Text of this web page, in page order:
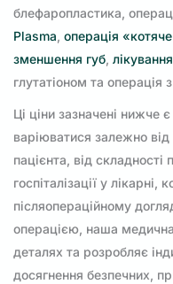
блефаропластика,
Plasma, операція
зменшення губ,
глутатіоном та
Ці ціни зазначені нижче
варіюватися залежно від
пацієнта, від
госпіталізації у
післяопераційному
операцією, наша
деталях та розробляє
досягнення безпечних,